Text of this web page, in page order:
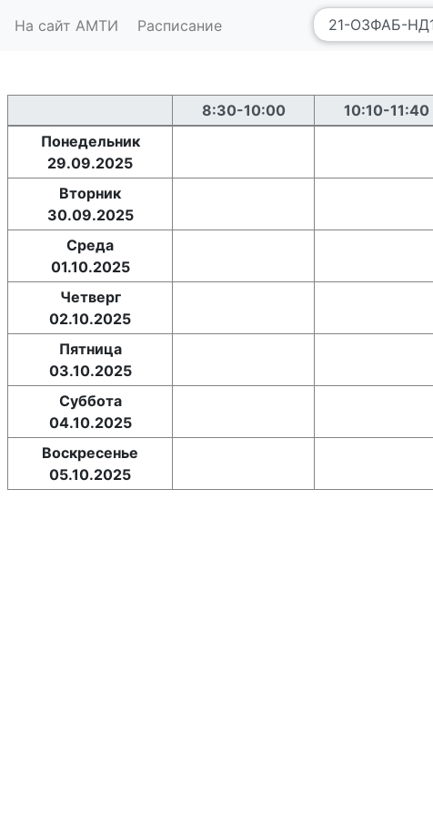
На сайт АМТИ Расписание
8:30-10:00 10:10-11:40
Понедельник
29.09.2025
Вторник
30.09.2025
Среда
01.10.2025
Четверг
02.10.2025
Пятница
03.10.2025
Суббота
04.10.2025
Воскресенье
05.10.2025